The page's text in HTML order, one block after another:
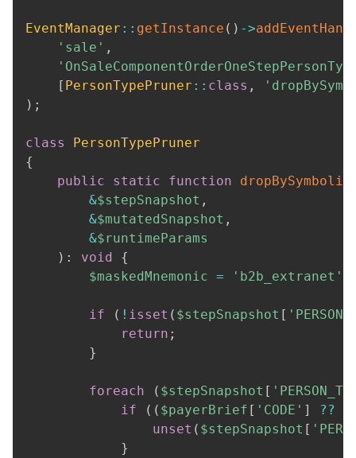
EventManager :: getInstance ( ) ->
'sale' ,
[ PersonTypePruner :: class ,
) ;
class
PersonTypePruner
{
public
static function
&$stepSnapshot ,
&$mutatedSnapshot ,
&$runtimeParams
) : void
{
$maskedMnemonic = 'b2b_extranet'
if ( ! isset ( $stepSnapshot [
return ;
}
foreach ( $stepSnapshot [
if
( ( $payerBrief [ 'CODE' ] ??
unset ( $stepSnapshot [
}